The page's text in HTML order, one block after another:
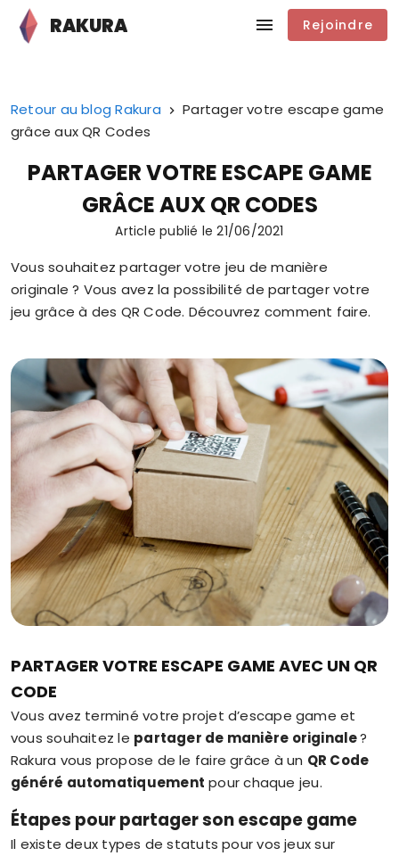
RAKURA Rejoindre
Retour au blog Rakura
Partager votre escape game
grâce aux QR Codes
PARTAGER VOTRE ESCAPE GAME
GRÂCE AUX QR CODES
Article publié le21/06/2021
Vous souhaitez partager votre jeu de manière
originale ? Vous avez la possibilité de partager votre
jeu grâce à des QR Code. Découvrez comment faire.
PARTAGER VOTRE ESCAPE GAME AVEC UN QR
CODE
Vous avez terminé votre projet d’escape game et
vous souhaitez le partager de manière originale?
Rakura vous propose de le faire grâce à un QR Code
généré automatiquement pour chaque jeu.
Étapes pour partager son escape game
Il existe deux types de statuts pour vos jeux sur